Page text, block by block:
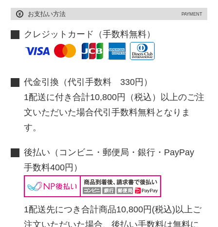
お支払い方法 PAYMENT
クレジットカード（手数料無料）
代金引換（代引手数料 330円）
1配送に付き合計10,800円（税込）以上のご注
文いただいた場合代引手数料無料となりま
す。
後払い（コンビニ・郵便局・銀行・PayPay
手数料400円）
1配送先につき合計商品10,800円(税込)以上ご
注文いただいた場合、後払い手数料は無料に